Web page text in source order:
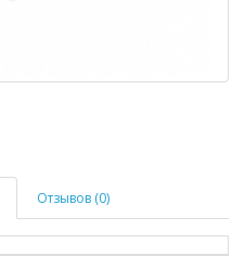
Отзывов (0)